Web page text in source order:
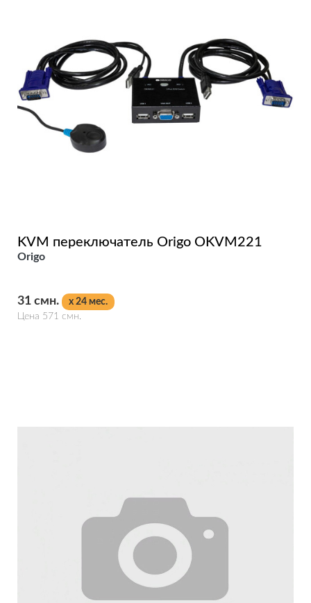
KVM переключатель Origo OKVM221
Origo
31 смн.
x 24 мес.
Цена 571 смн.